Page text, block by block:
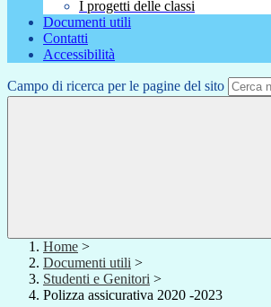
I progetti delle classi
Documenti utili
Contatti
Accessibilità
Campo di ricerca per le pagine del sito
Home >
Documenti utili >
Studenti e Genitori >
Polizza assicurativa 2020 -2023